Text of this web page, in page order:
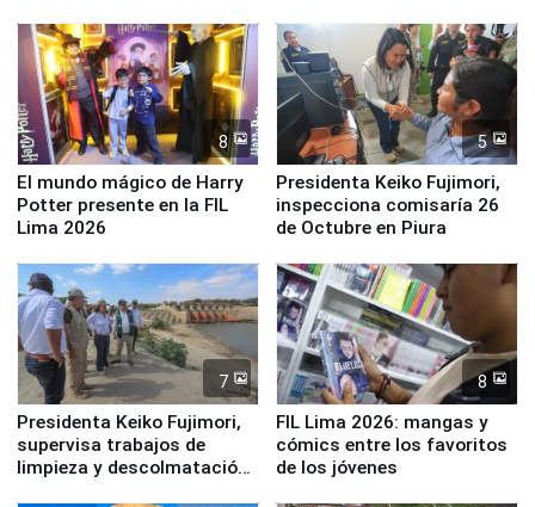
la UGEL 2
Derecho Colectivo"
8
El mundo mágico de Harry
Potter presente en la FIL
Lima 2026
5
Presidenta Keiko Fujimori,
inspecciona comisaría 26
de Octubre en Piura
7
Presidenta Keiko Fujimori,
supervisa trabajos de
limpieza y descolmatación
8
FIL Lima 2026: mangas y
cómics entre los favoritos
de los jóvenes